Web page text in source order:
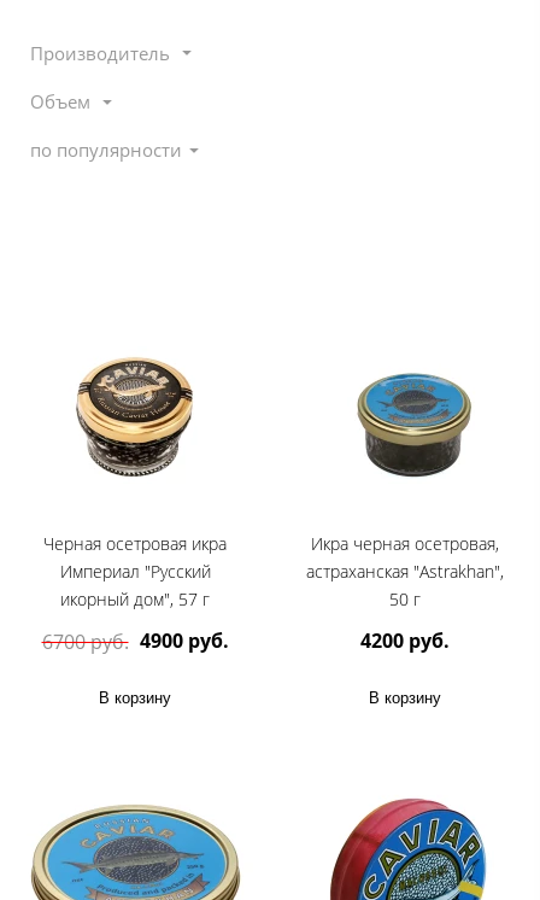
Производитель
Объем
по популярности
Черная осетровая икра
Империал "Русский
икорный дом", 57 г
6700 руб. 4900 руб.
В корзину
Икра черная осетровая,
астраханская "Astrakhan",
50 г
4200 руб.
В корзину